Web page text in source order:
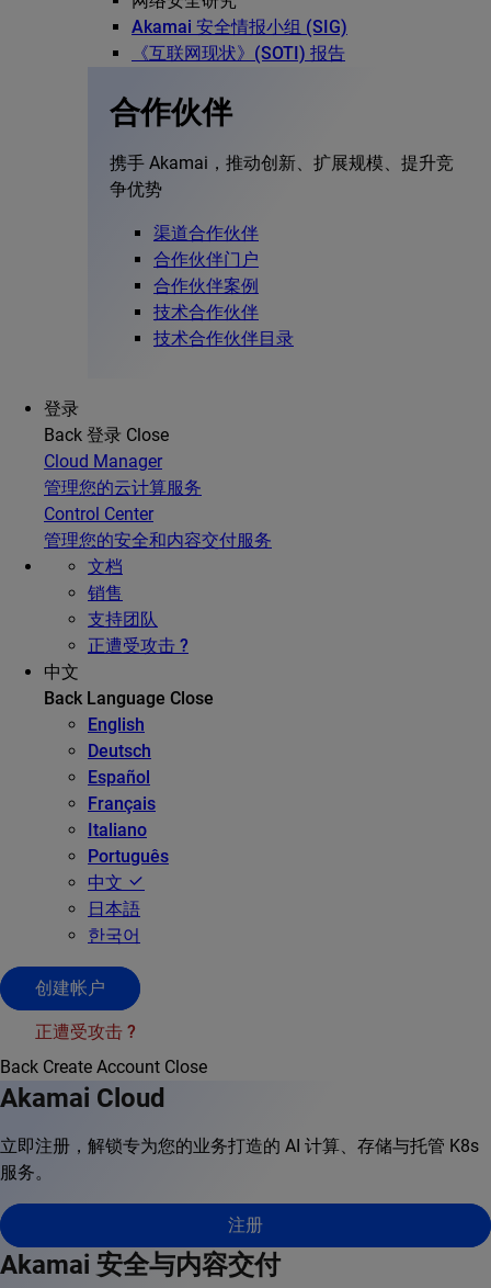
Akamai 安全情报小组 (SIG)
《互联网现状》(SOTI) 报告
合作伙伴
携手 Akamai，推动创新、扩展规模、提升竞
争优势
渠道合作伙伴
合作伙伴门户
合作伙伴案例
技术合作伙伴
技术合作伙伴目录
登录
Back 登录 Close
Cloud Manager
管理您的云计算服务
Control Center
管理您的安全和内容交付服务
文档
销售
支持团队
正遭受攻击 ?
中文
Back Language Close
English
Deutsch
Español
Français
Italiano
Português
中文
日本語
한국어
创建帐户
正遭受攻击 ?
Back Create Account Close
Akamai Cloud
立即注册，解锁专为您的业务打造的 AI 计算、存储与托管 K8s
服务。
注册
Akamai 安全与内容交付